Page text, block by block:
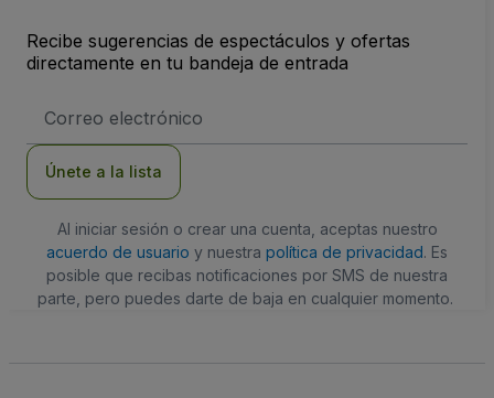
Recibe sugerencias de espectáculos y ofertas
directamente en tu bandeja de entrada
de
Únete a la lista
Al iniciar sesión o crear una cuenta, aceptas nuestro
acuerdo de usuario y nuestra política de privacidad. Es
posible que recibas notificaciones por SMS de nuestra
parte, pero puedes darte de baja en cualquier momento.